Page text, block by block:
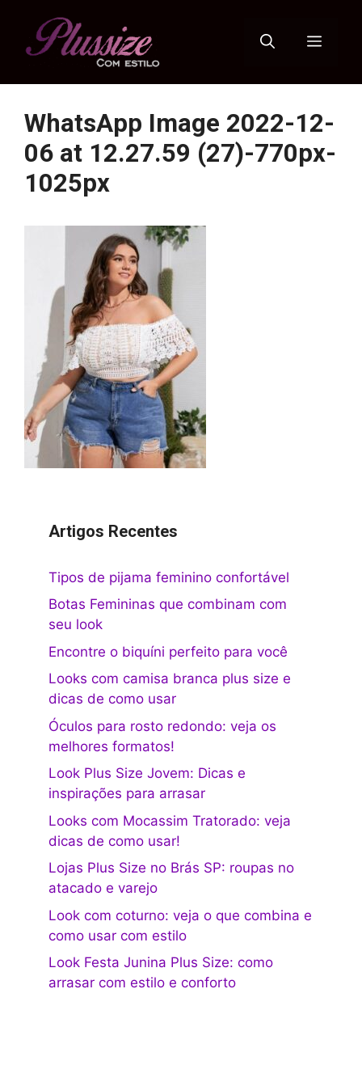
Menu
WhatsApp Image 2022-12-
06 at 12.27.59 (27)-770px-
1025px
Artigos Recentes
Tipos de pijama feminino confortável
Botas Femininas que combinam com
seu look
Encontre o biquíni perfeito para você
Looks com camisa branca plus size e
dicas de como usar
Óculos para rosto redondo: veja os
melhores formatos!
Look Plus Size Jovem: Dicas e
inspirações para arrasar
Looks com Mocassim Tratorado: veja
dicas de como usar!
Lojas Plus Size no Brás SP: roupas no
atacado e varejo
Look com coturno: veja o que combina e
como usar com estilo
Look Festa Junina Plus Size: como
arrasar com estilo e conforto